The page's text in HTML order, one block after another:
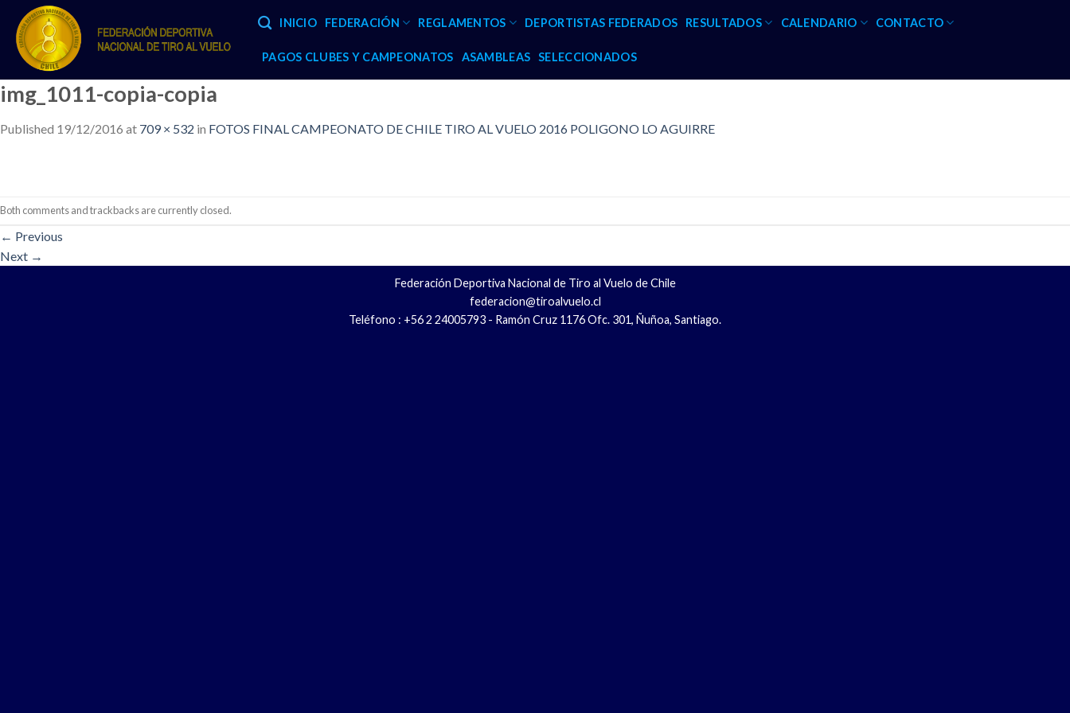
content
INICIO FEDERACIÓN REGLAMENTOS DEPORTISTAS FEDERADOS RESULTADOS CALENDARIO CONTACTO
PAGOS CLUBES Y CAMPEONATOS ASAMBLEAS SELECCIONADOS
img_1011-copia-copia
Published 19/12/2016 at 709 × 532 in FOTOS FINAL CAMPEONATO DE CHILE TIRO AL VUELO 2016 POLIGONO LO AGUIRRE
Both comments and trackbacks are currently closed.
← Previous
Next →
Federación Deportiva Nacional de Tiro al Vuelo de Chile
federacion@tiroalvuelo.cl
Teléfono : +56 2 24005793 - Ramón Cruz 1176 Ofc. 301, Ñuñoa, Santiago.